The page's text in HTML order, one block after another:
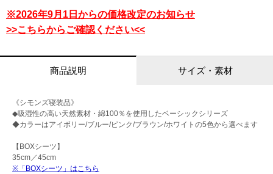
※2026年9月1日からの価格改定のお知らせ
>>こちらからご確認ください<<
商品説明 サイズ・素材
《シモンズ寝装品》
◆吸湿性の高い天然素材・綿100％を使用したベーシックシリーズ
◆カラーはアイボリー/ブルー/ピンク/ブラウン/ホワイトの5色から選べます
【BOXシーツ】
35cm／45cm
※「BOXシーツ」はこちら